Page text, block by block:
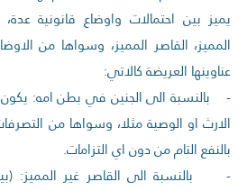
يميز بين احتمالات واوضاع قانونية
المميز، القاصر المميز، وسواها من
عناوينها العريضة كالاتي:
- بالنسبة الى الجنين في بطن امه: يكون
الارث او الوصية مثلا، وسواها من
بالنفع التام من دون اي التزامات.